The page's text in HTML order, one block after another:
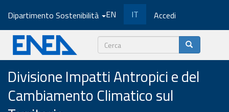
contenuto
principale
Dipartimento Sostenibilità EN IT Accedi
Cerca
Divisione Impatti Antropici e del
Cambiamento Climatico sul